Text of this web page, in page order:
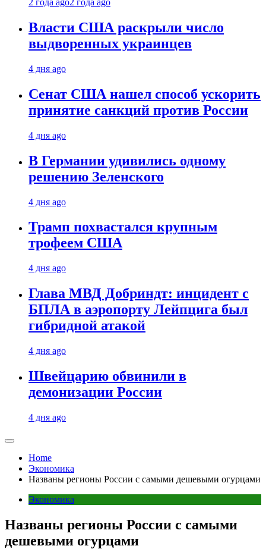
2 года ago2 года ago
Власти США раскрыли число
выдворенных украинцев
4 дня ago
Сенат США нашел способ ускорить
принятие санкций против России
4 дня ago
В Германии удивились одному
решению Зеленского
4 дня ago
Трамп похвастался крупным
трофеем США
4 дня ago
Глава МВД Добриндт: инцидент с
БПЛА в аэропорту Лейпцига был
гибридной атакой
4 дня ago
Швейцарию обвинили в
демонизации России
4 дня ago
Home
Экономика
Названы регионы России с самыми дешевыми огурцами
Экономика
Названы регионы России с самыми
дешевыми огурцами